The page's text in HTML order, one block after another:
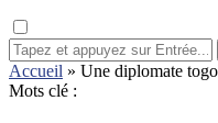
Accueil » Une diplomate
Mots clé :